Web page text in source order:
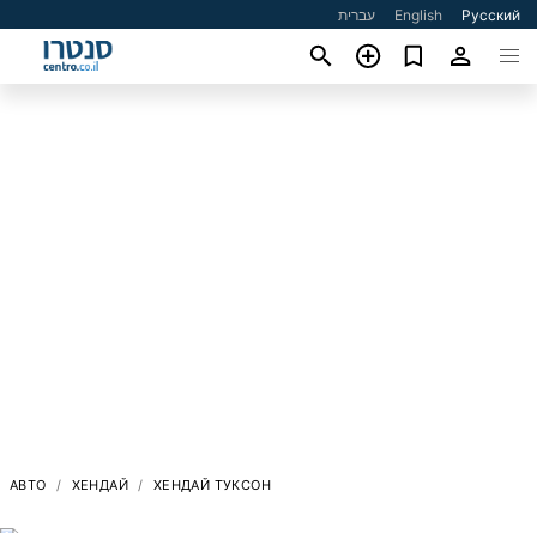
עברית English Русский
АВТО ХЕНДАЙ ХЕНДАЙ ТУКСОН